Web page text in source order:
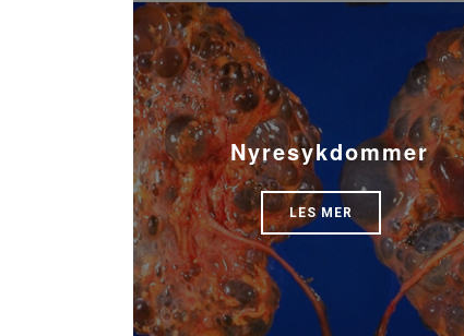
Nyresykdommer
LES MER